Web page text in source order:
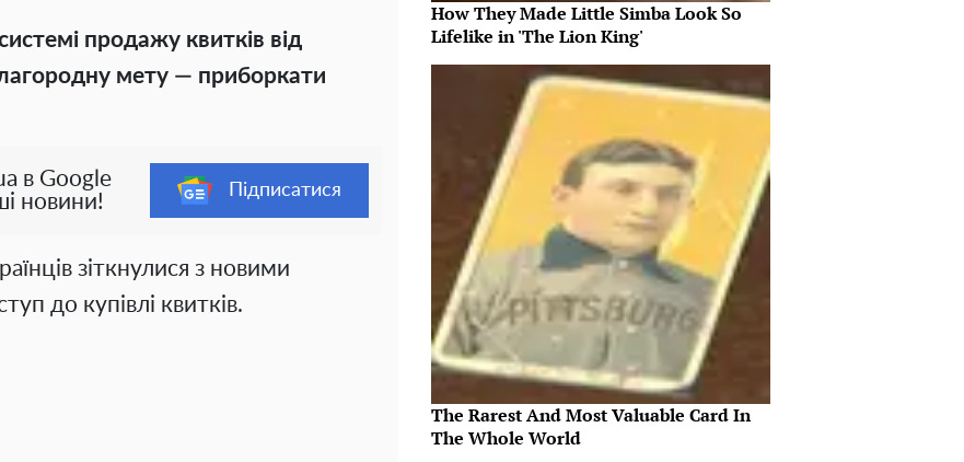
продажу квитків від
мету — приборкати
в Google
новини!
Підписатися
зіткнулися з новими
до купівлі квитків.
How They Made Little Simba Look So
Lifelike in 'The Lion King'
The Rarest And Most Valuable Card In
The Whole World